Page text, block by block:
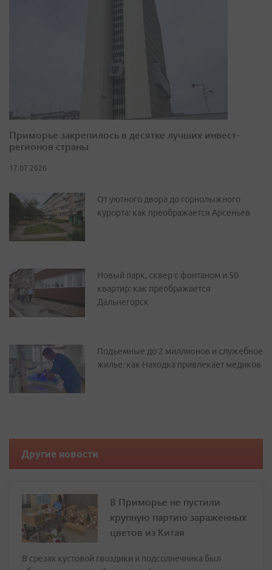
Приморье закрепилось в десятке лучших инвест-
регионов страны
17.07.2026
От уютного двора до горнолыжного
курорта: как преображается Арсеньев
Новый парк, сквер с фонтаном и 50
квартир: как преображается
Дальнегорск
Подъемные до 2 миллионов и служебное
жилье: как Находка привлекает медиков
Другие новости
В Приморье не пустили
крупную партию зараженных
цветов из Китая
В срезах кустовой гвоздики и подсолнечника был